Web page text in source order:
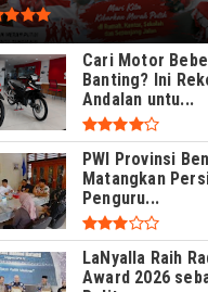
Cari Motor
Banting? Ini
Andalan untu...
PWI Provinsi
Matangkan
Penguru...
LaNyalla Raih
Award 2026